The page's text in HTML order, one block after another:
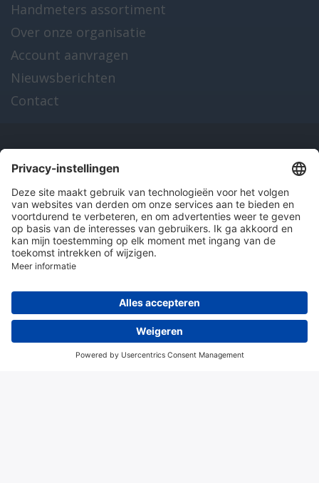
Handmeters assortiment
Over onze organisatie
Account aanvragen
Nieuwsberichten
Contact
Onze producten
en diensten
Over Hitma
Algemene voorwaarden Disclaimer
Colofon
© 2026 Hitma B.V.